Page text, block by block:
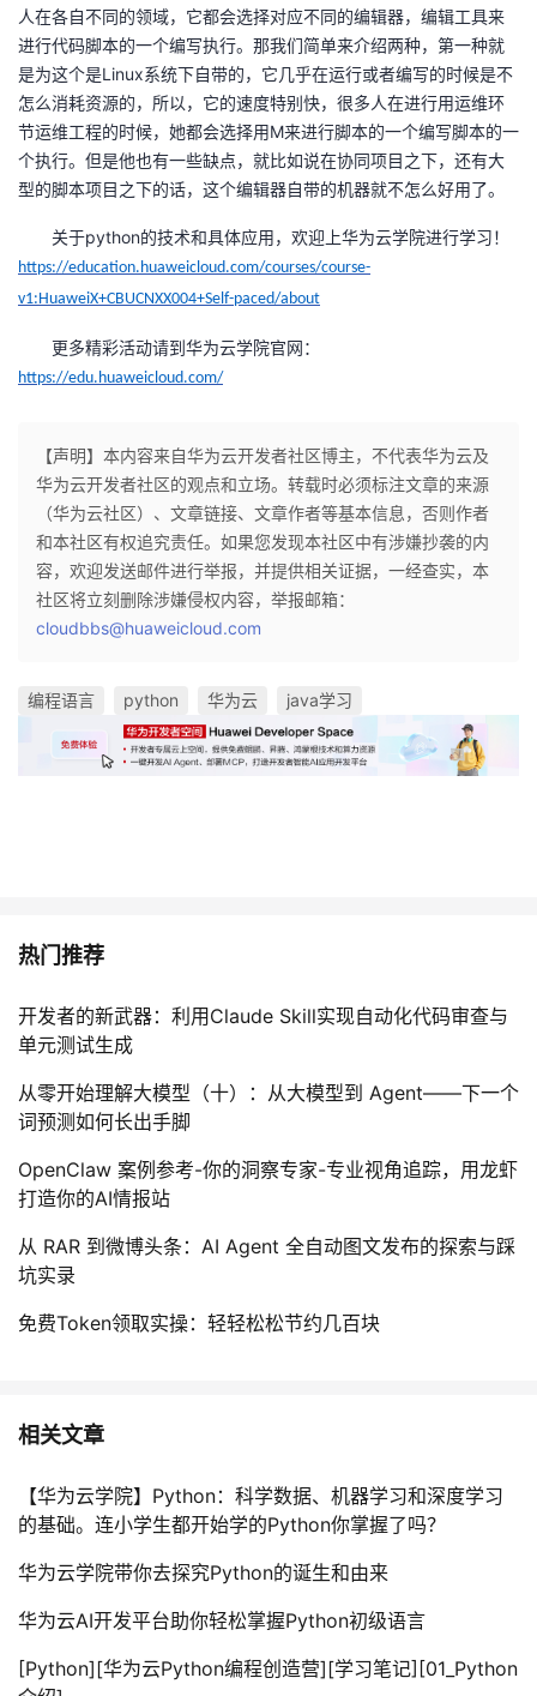
人在各自不同的领域，它都会选择对应不同的编辑器，编辑工具来
进行代码脚本的一个编写执行。那我们简单来介绍两种，第一种就
是为这个是Linux系统下自带的，它几乎在运行或者编写的时候是不
怎么消耗资源的，所以，它的速度特别快，很多人在进行用运维环
节运维工程的时候，她都会选择用M来进行脚本的一个编写脚本的一
个执行。但是他也有一些缺点，就比如说在协同项目之下，还有大
型的脚本项目之下的话，这个编辑器自带的机器就不怎么好用了。
关于python的技术和具体应用，欢迎上华为云学院进行学习！
https://education.huaweicloud.com/courses/course-
v1:HuaweiX+CBUCNXX004+Self-paced/about
更多精彩活动请到华为云学院官网：
https://edu.huaweicloud.com/
【声明】本内容来自华为云开发者社区博主，不代表华为云及
华为云开发者社区的观点和立场。转载时必须标注文章的来源
（华为云社区）、文章链接、文章作者等基本信息，否则作者
和本社区有权追究责任。如果您发现本社区中有涉嫌抄袭的内
容，欢迎发送邮件进行举报，并提供相关证据，一经查实，本
社区将立刻删除涉嫌侵权内容，举报邮箱：
cloudbbs@huaweicloud.com
编程语言 python 华为云 java学习
热门推荐
开发者的新武器：利用Claude Skill实现自动化代码审查与
单元测试生成
从零开始理解大模型（十）：从大模型到 Agent——下一个
词预测如何长出手脚
OpenClaw 案例参考-你的洞察专家-专业视角追踪，用龙虾
打造你的AI情报站
从 RAR 到微博头条：AI Agent 全自动图文发布的探索与踩
坑实录
免费Token领取实操：轻轻松松节约几百块
相关文章
【华为云学院】Python：科学数据、机器学习和深度学习
的基础。连小学生都开始学的Python你掌握了吗？
华为云学院带你去探究Python的诞生和由来
华为云AI开发平台助你轻松掌握Python初级语言
[Python][华为云Python编程创造营][学习笔记][01_Python